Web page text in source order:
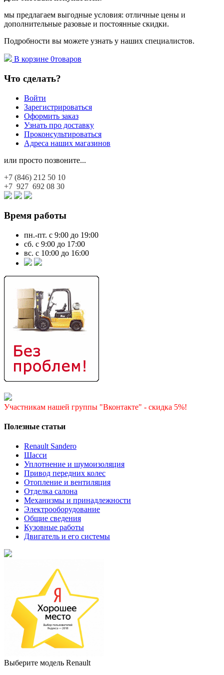
мы предлагаем выгодные условия: отличные цены и
дополнительные разовые и постоянные скидки.
Подробности вы можете узнать у наших специалистов.
В корзине 0товаров
Что сделать?
Войти
Зарегистрироваться
Оформить заказ
Узнать про доставку
Проконсультироваться
Адреса наших магазинов
или просто позвоните...
+7 (846) 212 50 10
+7 927 692 08 30
Время работы
пн.-пт. с 9:00 до 19:00
сб. с 9:00 до 17:00
вс. с 10:00 до 16:00
Участникам нашей группы "Вконтакте" - скидка 5%!
Полезные статьи
Renault Sandero
Шасси
Уплотнение и шумоизоляция
Привод передних колес
Отопление и вентиляция
Отделка салона
Механизмы и принадлежности
Электрооборудование
Общие сведения
Кузовные работы
Двигатель и его системы
Выберите модель Renault